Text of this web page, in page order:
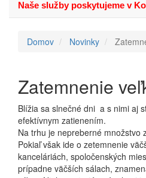
Naše služby poskytujeme v
Domov Novinky
Zatemnenie
Blížia sa slnečné dni a s nimi aj
efektívnym zatienením.
Na trhu je nepreberné množstvo
Pokiaľ však ide o zetemnenie
kanceláriách, spoločenských
prípadne väčších sálach,